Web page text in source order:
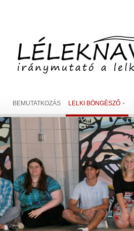
BEMUTATKOZÁS LELKI BÖNGÉSZŐ